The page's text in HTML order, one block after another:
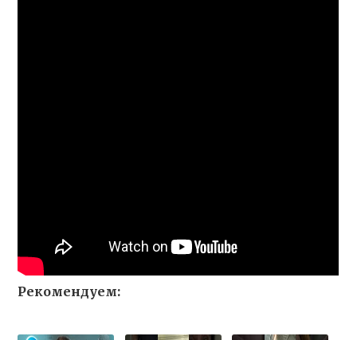
Рекомендуем: